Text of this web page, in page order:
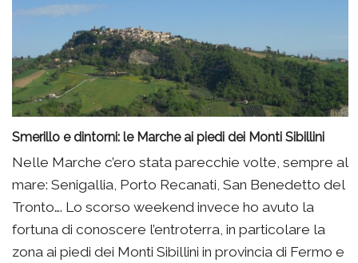
Smerillo e dintorni: le Marche ai piedi dei Monti Sibillini
Nelle Marche c’ero stata parecchie volte, sempre al
mare: Senigallia, Porto Recanati, San Benedetto del
Tronto…. Lo scorso weekend invece ho avuto la
fortuna di conoscere l’entroterra, in particolare la
zona ai piedi dei Monti Sibillini in provincia di Fermo e